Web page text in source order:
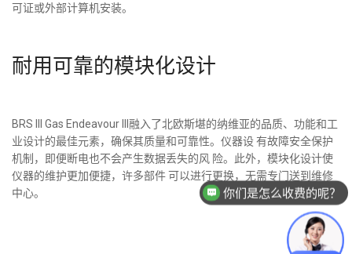
可证或外部计算机安装。
耐用可靠的模块化设计
BRS III Gas Endeavour III融入了北欧斯堪的纳维亚的品质、功能和工
业设计的最佳元素，确保其质量和可靠性。仪器设 有故障安全保护
机制，即便断电也不会产生数据丢失的风 险。此外，模块化设计使
仪器的维护更加便捷，许多部件 可以进行更换，无需专门送到维修
中心。
你们是怎么收费的呢？
现在有优惠活动么？